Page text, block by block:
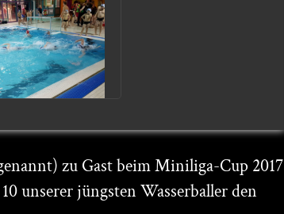
zu Gast beim Miniliga-Cup 2017
unserer jüngsten Wasserballer den